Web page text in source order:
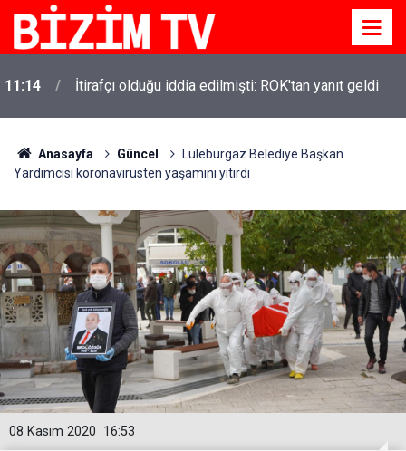
11:14 İtirafçı olduğu iddia edilmişti: ROK'tan yanıt geldi
11:10 Yusuf Tekin açıkladı: YKS değişecek mi?
Anasayfa Güncel
Lüleburgaz Belediye Başkan
Yardımcısı koronavirüsten yaşamını yitirdi
16:53
08 Kasım 2020